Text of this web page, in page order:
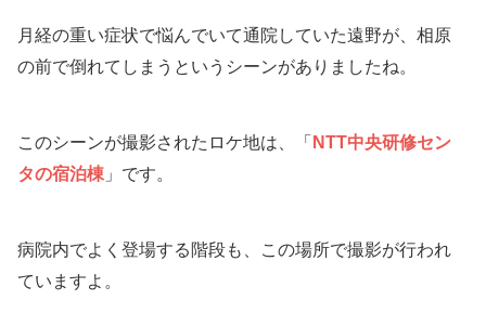
月経の重い症状で悩んでいて通院していた遠野が、相原
の前で倒れてしまうというシーンがありましたね。
このシーンが撮影されたロケ地は、「NTT中央研修セン
タの宿泊棟 」です。
病院内でよく登場する階段も、この場所で撮影が行われ
ていますよ。